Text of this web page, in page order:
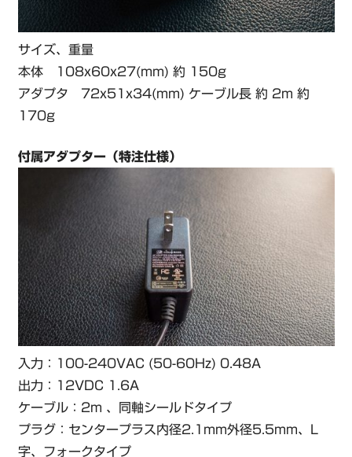
サイズ、重量
本体 108x60x27(mm) 約 150g
アダプタ 72x51x34(mm) ケーブル長 約 2m 約
170g
付属アダプター（特注仕様）
入力：
100-240VAC (50-60Hz) 0.48A
出力：12VDC 1.6A
ケーブル：2m 、同軸シールドタイプ
プラグ： センタープラス内径2.1mm外径5.5mm、L
字、フォークタイプ